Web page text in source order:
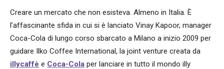
Creare un mercato che non esisteva. Almeno in Italia. È
l’affascinante sfida in cui si è lanciato Vinay Kapoor, manager
Coca-Cola di lungo corso sbarcato a Milano a inizio 2009 per
guidare Ilko Coffee International, la joint venture creata da
illycaffè e Coca-Cola per lanciare in tutto il mondo illy